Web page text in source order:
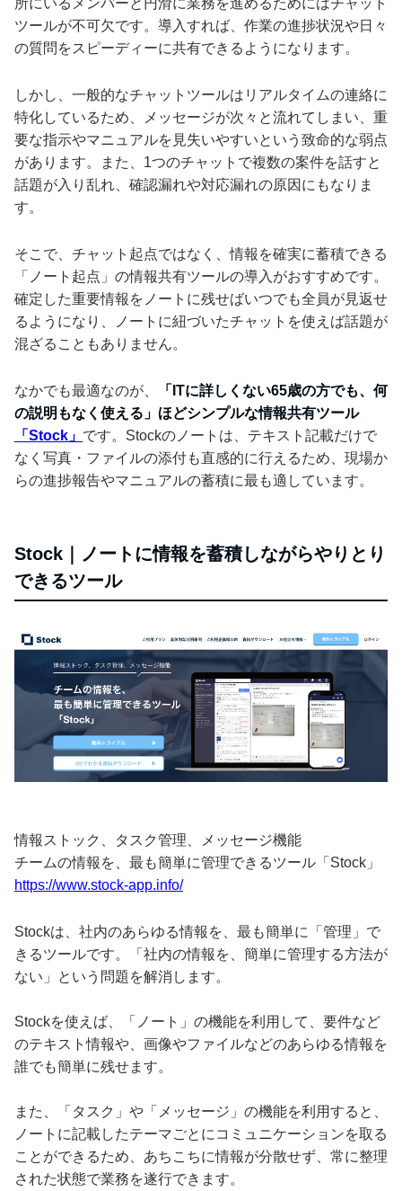
所にいるメンバーと円滑に業務を進めるためにはチャット
ツールが不可欠です。導入すれば、作業の進捗状況や日々
の質問をスピーディーに共有できるようになります。
しかし、一般的なチャットツールはリアルタイムの連絡に
特化しているため、メッセージが次々と流れてしまい、重
要な指示やマニュアルを見失いやすいという致命的な弱点
があります。また、1つのチャットで複数の案件を話すと
話題が入り乱れ、確認漏れや対応漏れの原因にもなりま
す。
そこで、チャット起点ではなく、情報を確実に蓄積できる
「ノート起点」の情報共有ツールの導入がおすすめです。
確定した重要情報をノートに残せばいつでも全員が見返せ
るようになり、ノートに紐づいたチャットを使えば話題が
混ざることもありません。
なかでも最適なのが、
「ITに詳しくない65歳の方でも、何
の説明もなく使える」ほどシンプルな情報共有ツール
「Stock」 です。Stockのノートは、テキスト記載だけで
なく写真・ファイルの添付も直感的に行えるため、現場か
らの進捗報告やマニュアルの蓄積に最も適しています。
Stock｜ノートに情報を蓄積しながらやりとり
できるツール
情報ストック、タスク管理、メッセージ機能
チームの情報を、最も簡単に管理できるツール「Stock」
https://www.stock-app.info/
Stockは、社内のあらゆる情報を、最も簡単に「管理」で
きるツールです。「社内の情報を、簡単に管理する方法が
ない」という問題を解消します。
Stockを使えば、「ノート」の機能を利用して、要件など
のテキスト情報や、画像やファイルなどのあらゆる情報を
誰でも簡単に残せます。
また、「タスク」や「メッセージ」の機能を利用すると、
ノートに記載したテーマごとにコミュニケーションを取る
ことができるため、あちこちに情報が分散せず、常に整理
された状態で業務を遂行できます。